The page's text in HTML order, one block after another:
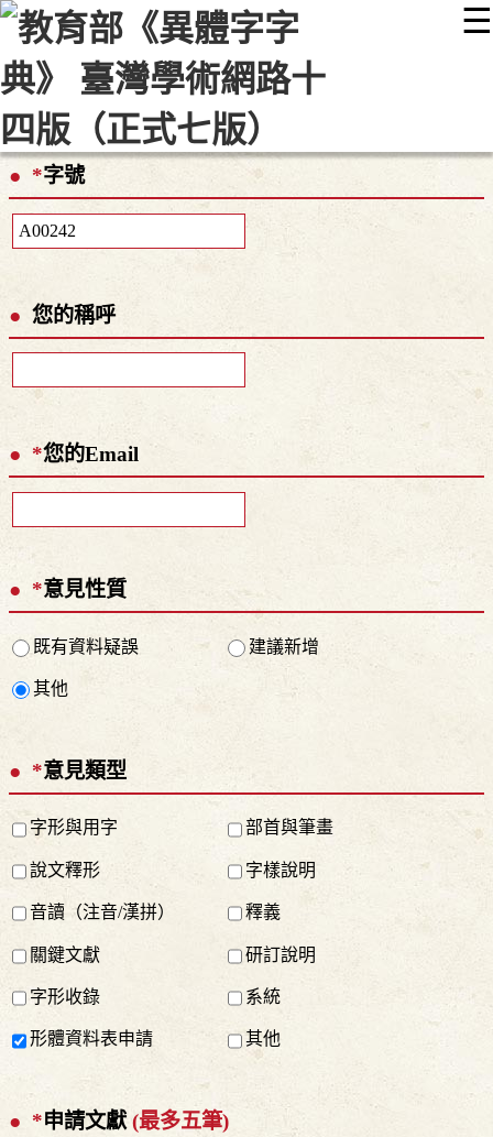
☰
::: 最新消息 常見問題 編輯說明
顯示模式
網站導覽
*字號
您的稱呼
*您的Email
*意見性質
既有資料疑誤 建議新增
其他
*意見類型
字形與用字 部首與筆畫
說文釋形 字樣說明
音讀（注音/漢拼） 釋義
關鍵文獻 研訂說明
字形收錄 系統
形體資料表申請 其他
*申請文獻 (最多五筆)